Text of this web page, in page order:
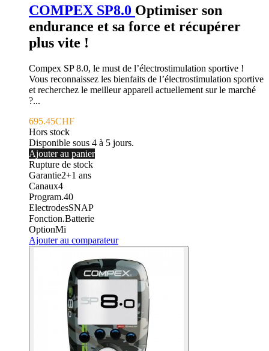
COMPEX SP8.0 Optimiser son
endurance et sa force et récupérer
plus vite !
Compex SP 8.0, le must de l’électrostimulation sportive !
Vous reconnaissez les bienfaits de l’électrostimulation sportive
et recherchez le meilleur appareil actuellement sur le marché
?...
695.45CHF
Hors stock
Disponible sous 4 à 5 jours.
Ajouter au panier
Rupture de stock
Garantie2+1 ans
Canaux4
Program.40
ElectrodesSNAP
Fonction.Batterie
OptionMi
Ajouter au comparateur